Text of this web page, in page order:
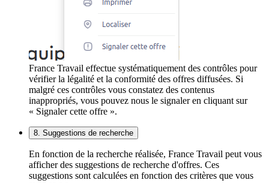
France Travail effectue systématiquement des contrôles pour
vérifier la légalité et la conformité des offres diffusées. Si
malgré ces contrôles vous constatez des contenus
inappropriés, vous pouvez nous le signaler en cliquant sur
« Signaler cette offre ».
8. Suggestions de recherche
En fonction de la recherche réalisée, France Travail peut vous
afficher des suggestions de recherche d'offres. Ces
suggestions sont calculées en fonction des critères que vous